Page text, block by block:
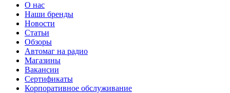
О нас
Наши бренды
Новости
Статьи
Обзоры
Автомаг на радио
Магазины
Вакансии
Сертификаты
Корпоративное обслуживание